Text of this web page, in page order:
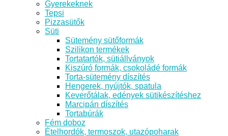
Gyerekeknek
Tepsi
Pizzasütők
Süti
Sütemény sütőformák
Szilikon termékek
Tortatartók, sütiállványok
Kiszúró formák, csokoládé formák
Torta-sütemény díszítés
Hengerek, nyújtók, spatula
Keverőtálak, edények sütikészítéshez
Marcipán díszítés
Tortabúrák
Fém doboz
Ételhordók, termoszok, utazópoharak